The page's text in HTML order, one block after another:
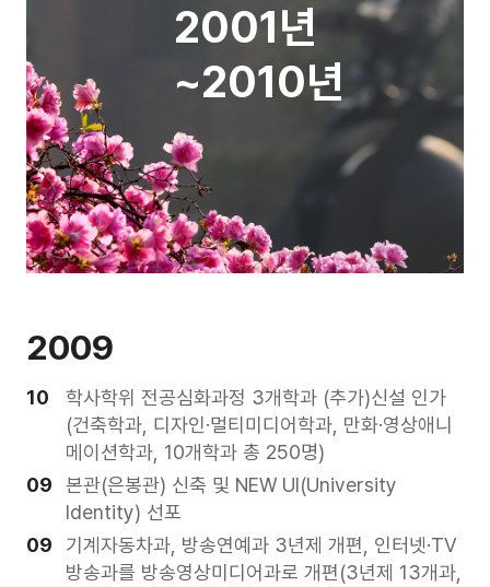
2001년
~2010년
2009
10
학사학위 전공심화과정 3개학과 (추가)신설 인가
(건축학과, 디자인·멀티미디어학과, 만화·영상애니
메이션학과, 10개학과 총 250명)
09
본관(은봉관) 신축 및 NEW UI(University
Identity) 선포
09
기계자동차과, 방송연예과 3년제 개편, 인터넷·TV
방송과를 방송영상미디어과로 개편(3년제 13개과,